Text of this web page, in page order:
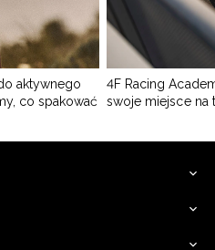
aktywnego
co spakować
4F Racing
swoje miejsce na